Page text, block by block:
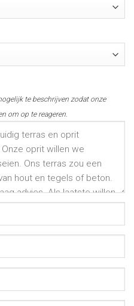
te beschrijven zodat onze
om op te reageren.